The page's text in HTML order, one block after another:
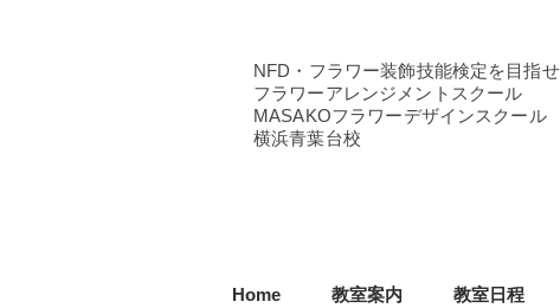
NFD・フラワー装飾技能検定を目指
フラワーアレンジメントスクール
MASAKOフラワーデザインスクール
横浜青葉台校
Home 教室案内 教室日程